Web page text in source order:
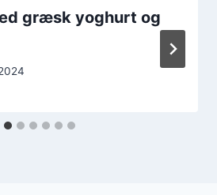
græsk yoghurt og